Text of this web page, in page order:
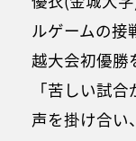
ルゲームの接
越大会初優勝
「苦しい試
声を掛け合い